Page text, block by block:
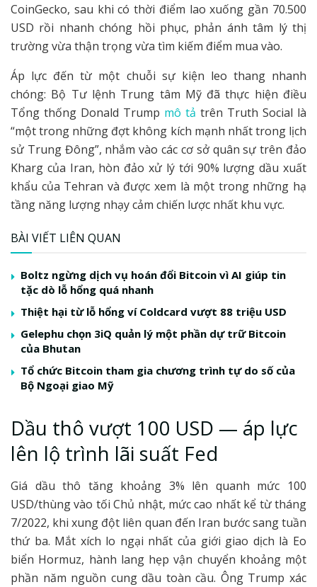
CoinGecko, sau khi có thời điểm lao xuống gần 70.500
USD rồi nhanh chóng hồi phục, phản ánh tâm lý thị
trường vừa thận trọng vừa tìm kiếm điểm mua vào.
Áp lực đến từ một chuỗi sự kiện leo thang nhanh
chóng: Bộ Tư lệnh Trung tâm Mỹ đã thực hiện điều
Tổng thống Donald Trump mô tả trên Truth Social là
“một trong những đợt không kích mạnh nhất trong lịch
sử Trung Đông”, nhắm vào các cơ sở quân sự trên đảo
Kharg của Iran, hòn đảo xử lý tới 90% lượng dầu xuất
khẩu của Tehran và được xem là một trong những hạ
tầng năng lượng nhạy cảm chiến lược nhất khu vực.
BÀI VIẾT LIÊN QUAN
Boltz ngừng dịch vụ hoán đổi Bitcoin vì AI giúp tin
tặc dò lỗ hổng quá nhanh
Thiệt hại từ lỗ hổng ví Coldcard vượt 88 triệu USD
Gelephu chọn 3iQ quản lý một phần dự trữ Bitcoin
của Bhutan
Tổ chức Bitcoin tham gia chương trình tự do số của
Bộ Ngoại giao Mỹ
Dầu thô vượt 100 USD — áp lực
lên lộ trình lãi suất Fed
Giá dầu thô tăng khoảng 3% lên quanh mức 100
USD/thùng vào tối Chủ nhật, mức cao nhất kể từ tháng
7/2022, khi xung đột liên quan đến Iran bước sang tuần
thứ ba. Mắt xích lo ngại nhất của giới giao dịch là Eo
biển Hormuz, hành lang hẹp vận chuyển khoảng một
phần năm nguồn cung dầu toàn cầu. Ông Trump xác